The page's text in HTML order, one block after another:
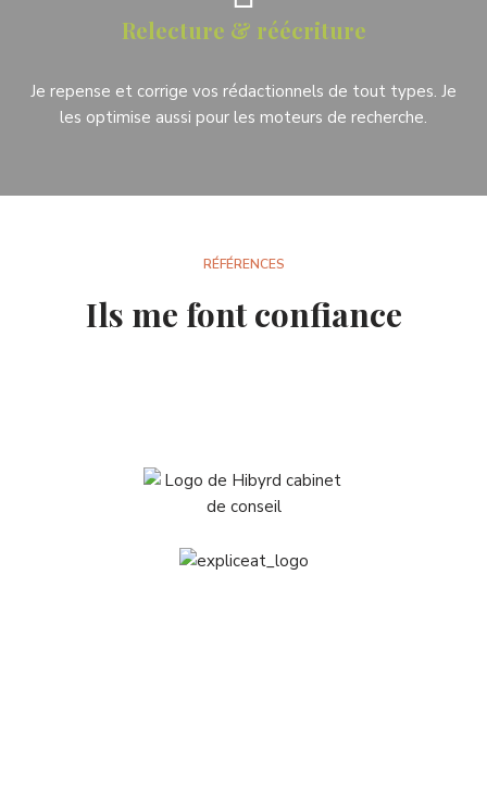
Relecture & réécriture
Je repense et corrige vos rédactionnels de tout types. Je
les optimise aussi pour les moteurs de recherche.
RÉFÉRENCES
Ils me font confiance